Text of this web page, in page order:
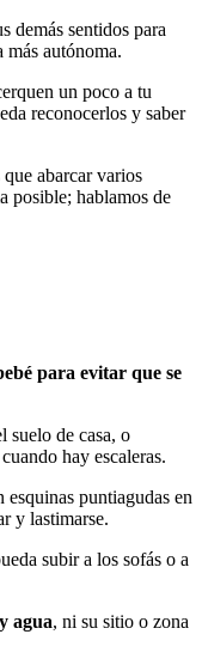
demás sentidos para
más autónoma.
un poco a tu
reconocerlos y saber
abarcar varios
posible; hablamos de
para evitar que se
suelo de casa, o
hay escaleras.
esquinas puntiagudas en
y lastimarse.
subir a los sofás o a
agua, ni su sitio o zona